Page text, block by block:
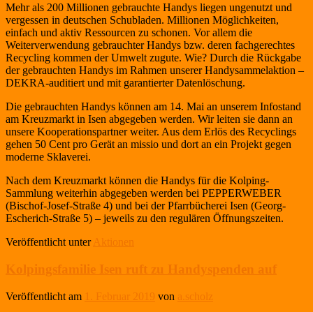
Mehr als 200 Millionen gebrauchte Handys liegen ungenutzt und
vergessen in deutschen Schubladen. Millionen Möglichkeiten,
einfach und aktiv Ressourcen zu schonen. Vor allem die
Weiterverwendung gebrauchter Handys bzw. deren fachgerechtes
Recycling kommen der Umwelt zugute. Wie? Durch die Rückgabe
der gebrauchten Handys im Rahmen unserer Handysammelaktion –
DEKRA-auditiert und mit garantierter Datenlöschung.
Die gebrauchten Handys können am 14. Mai an unserem Infostand
am Kreuzmarkt in Isen abgegeben werden. Wir leiten sie dann an
unsere Kooperationspartner weiter. Aus dem Erlös des Recyclings
gehen 50 Cent pro Gerät an missio und dort an ein Projekt gegen
moderne Sklaverei.
Nach dem Kreuzmarkt können die Handys für die Kolping-
Sammlung weiterhin abgegeben werden bei PEPPERWEBER
(Bischof-Josef-Straße 4) und bei der Pfarrbücherei Isen (Georg-
Escherich-Straße 5) – jeweils zu den regulären Öffnungszeiten.
Veröffentlicht unter Aktionen
Kolpingsfamilie Isen ruft zu Handyspenden auf
Veröffentlicht am 1. Februar 2019 von a.scholz